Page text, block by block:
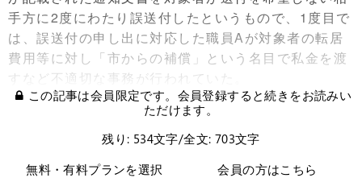
手方に2度にわたり誤送付したというもので、1度目で
は、誤送付の申し出に対応した職員Aが対象者の転居
費用等に対し「市からの補償」という名目で私金を渡
すなど不適切な事務が行われていた。
この記事は会員限定です。会員登録すると続きをお読みい
ただけます。
残り: 534文字/全文: 703文字
無料・有料プランを選択
会員の方はこちら